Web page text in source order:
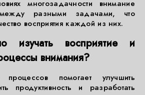
многозадачности внимание
между разными задачами, что
восприятия каждой из них.
изучать восприятие и
внимания?
помогает улучшить
продуктивность и разработать